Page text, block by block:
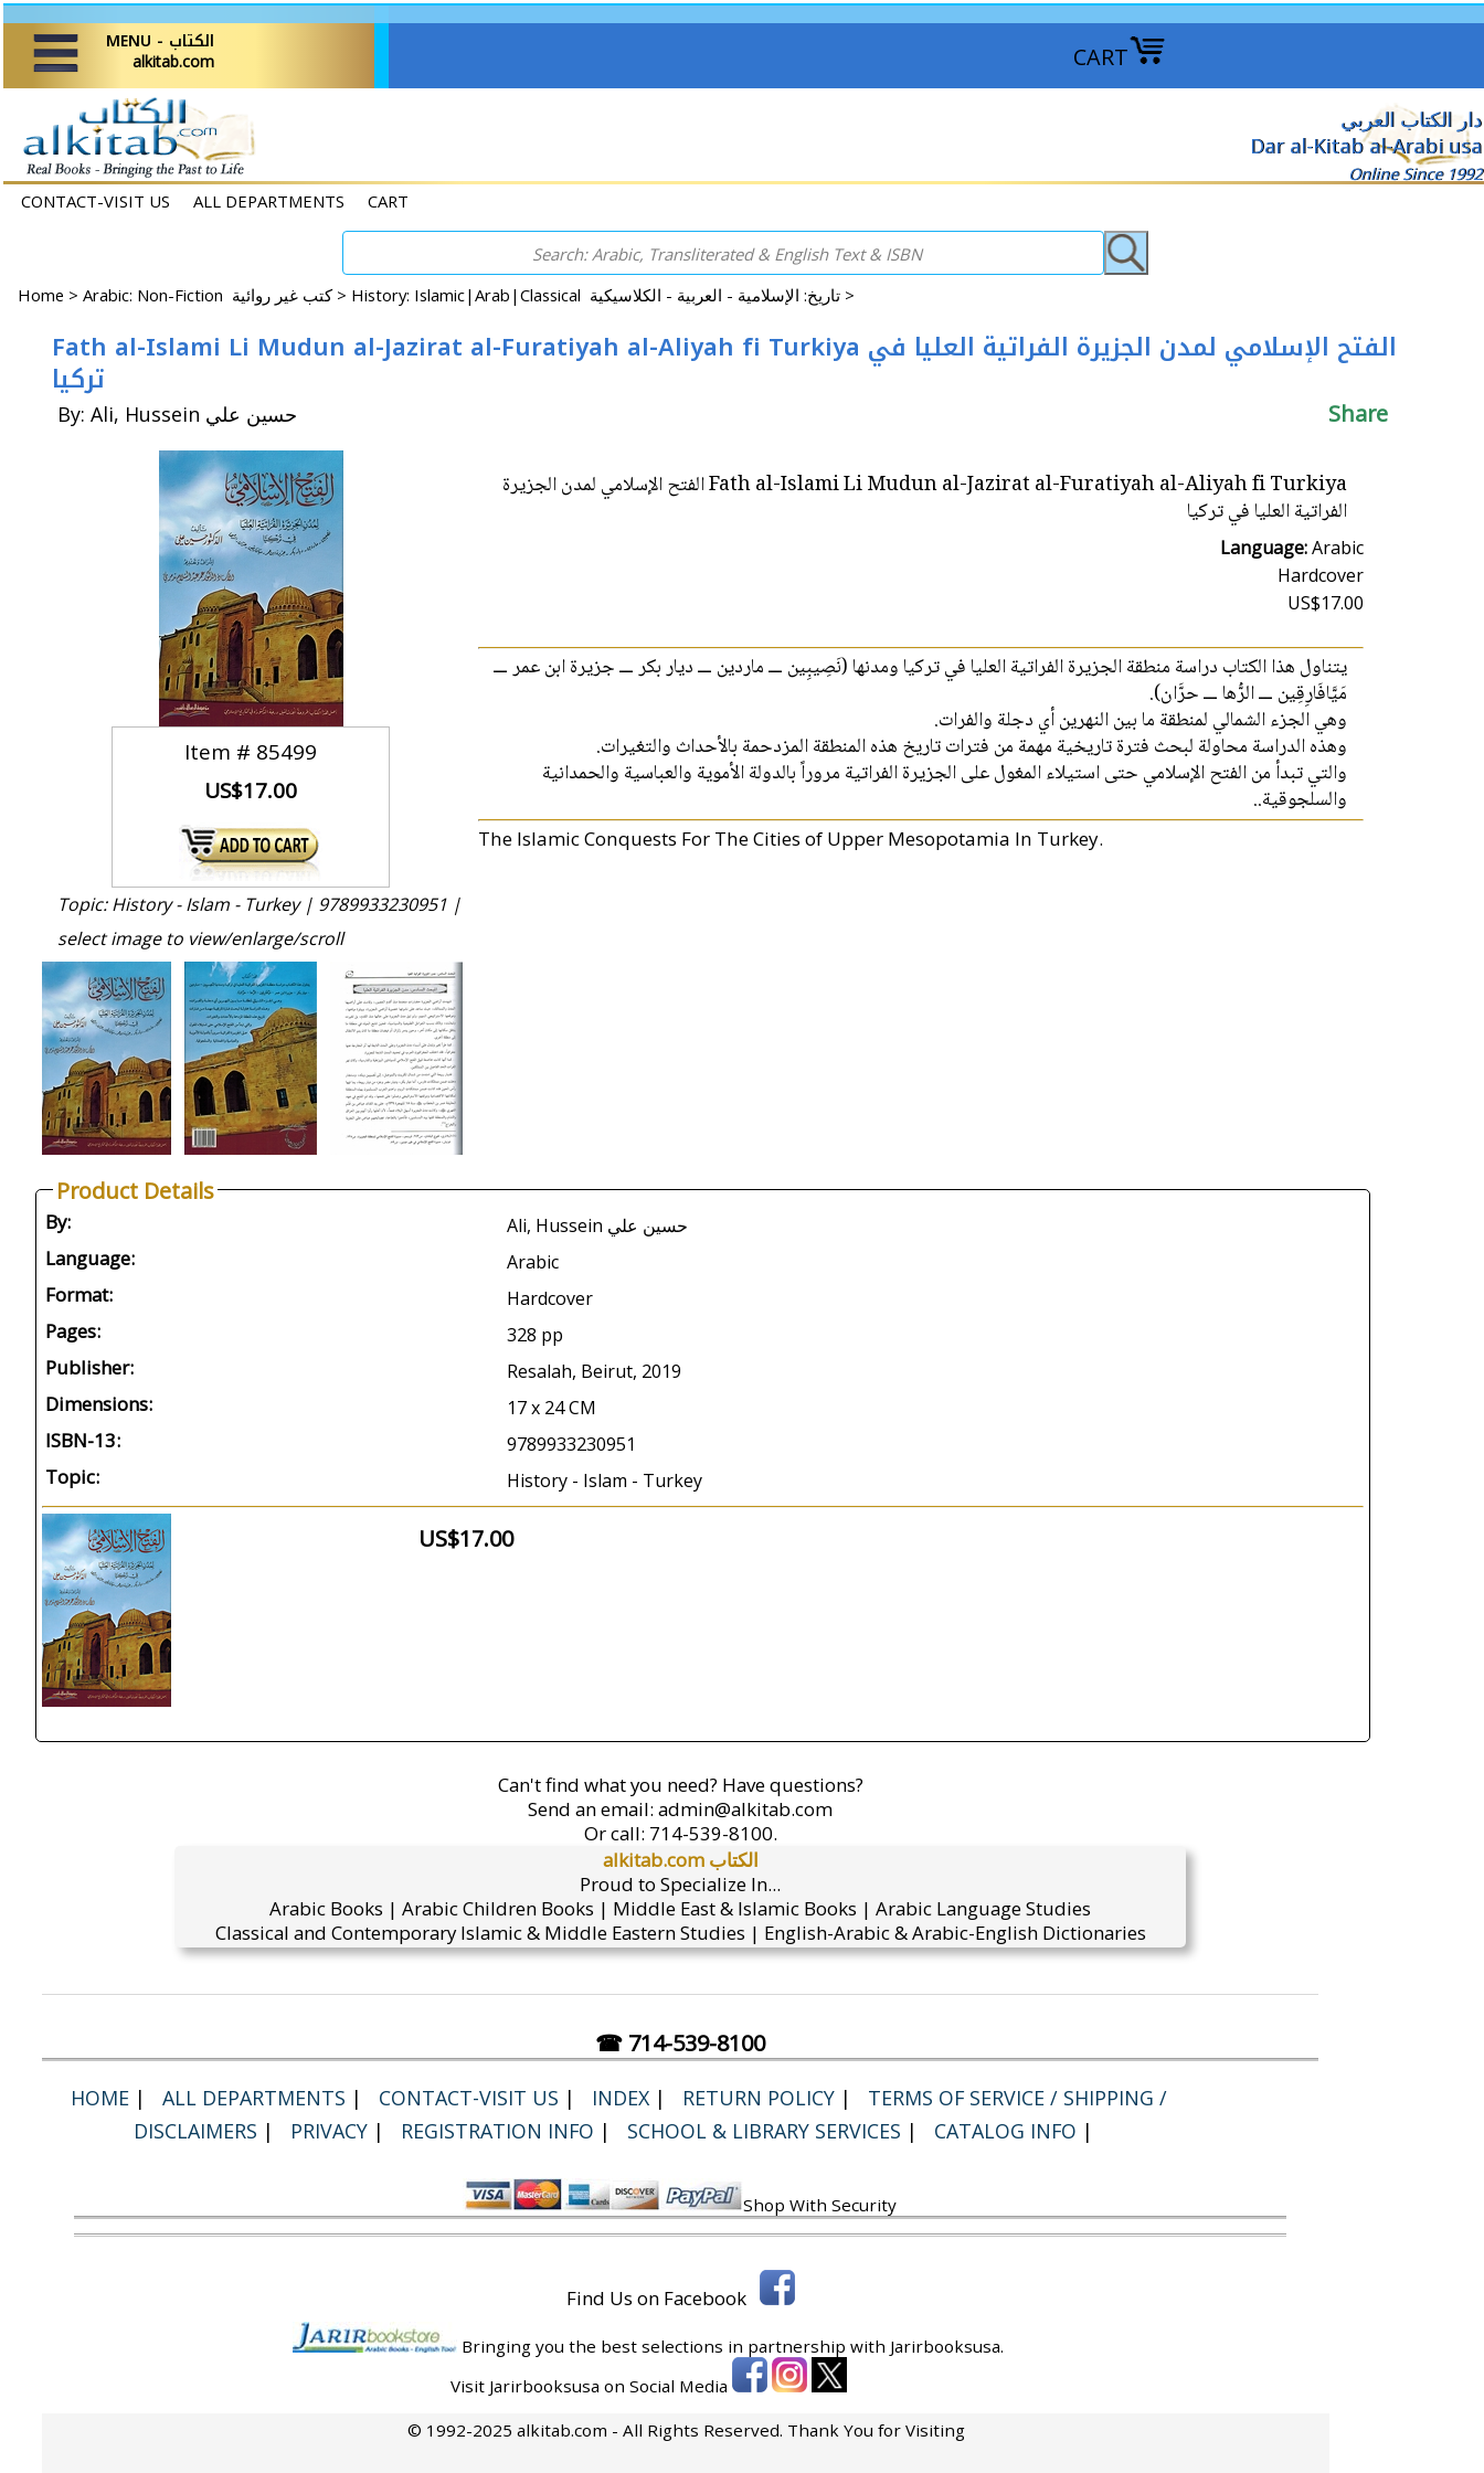
CART
MENU - الكتاب
alkitab.com
دار الكتاب العربي
Dar al-Kitab al-Arabi usa
Online Since 1992
CONTACT-VISIT US ALL DEPARTMENTS CART
Home > Arabic: Non-Fiction كتب غير روائية > History: Islamic|Arab|Classical تاريخ: الإسلامية - العربية - الكلاسيكية >
Fath al-Islami Li Mudun al-Jazirat al-Furatiyah al-Aliyah fi Turkiya الفتح الإسلامي لمدن الجزيرة الفراتية العليا في
تركيا
By: Ali, Hussein حسين علي Share
Item # 85499
US$17.00
Fath al-Islami Li Mudun al-Jazirat al-Furatiyah al-Aliyah fi Turkiya الفتح الإسلامي لمدن الجزيرة
الفراتية العليا في تركيا
Language:Arabic
Hardcover
US$17.00
يتناول هذا الكتاب دراسة منطقة الجزيرة الفراتية العليا في تركيا ومدنها (نَصِيبِين ـــ ماردين ـــ ديار بكر ـــ جزيرة ابن عمر ـــ
مَيَّافَارِقِين ـــ الرُّها ـــ حرَّان).
وهي الجزء الشمالي لمنطقة ما بين النهرين أي دجلة والفرات.
وهذه الدراسة محاولة لبحث فترة تاريخية مهمة من فترات تاريخ هذه المنطقة المزدحمة بالأحداث والتغيرات.
والتي تبدأ من الفتح الإسلامي حتى استيلاء المغول على الجزيرة الفراتية مروراً بالدولة الأموية والعباسية والحمدانية
والسلجوقية..
The Islamic Conquests For The Cities of Upper Mesopotamia In Turkey.
Topic: History - Islam - Turkey | 9789933230951 |
select image to view/enlarge/scroll
Product Details
By: Ali, Hussein حسين علي
Language: Arabic
Format: Hardcover
Pages: 328 pp
Publisher: Resalah, Beirut, 2019
Dimensions: 17 x 24 CM
ISBN-13: 9789933230951
Topic: History - Islam - Turkey
US$17.00
Can't find what you need? Have questions?
Send an email: admin@alkitab.com
Or call: 714-539-8100.
alkitab.com الكتاب
Proud to Specialize In...
Arabic Books | Arabic Children Books | Middle East & Islamic Books | Arabic Language Studies
Classical and Contemporary Islamic & Middle Eastern Studies | English-Arabic & Arabic-English Dictionaries
☎ 714-539-8100
HOME | ALL DEPARTMENTS | CONTACT-VISIT US | INDEX | RETURN POLICY |
TERMS OF SERVICE / SHIPPING /
DISCLAIMERS | PRIVACY | REGISTRATION INFO | SCHOOL & LIBRARY SERVICES | CATALOG INFO |
Shop With Security
Find Us on Facebook
Bringing you the best selections in partnership with Jarirbooksusa.
Visit Jarirbooksusa on Social Media
© 1992-2025 alkitab.com - All Rights Reserved. Thank You for Visiting